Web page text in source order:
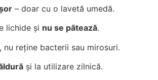
– doar cu o lavetă umedă.
lichide și nu se pătează.
, nu reține bacterii sau mirosuri.
și la utilizare zilnică.